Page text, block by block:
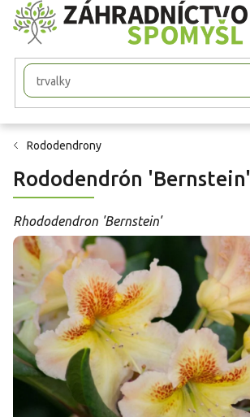
Prejsť
na
obsah
Rododendrony
Rododendrón 'Bernstein'
Rhododendron 'Bernstein'